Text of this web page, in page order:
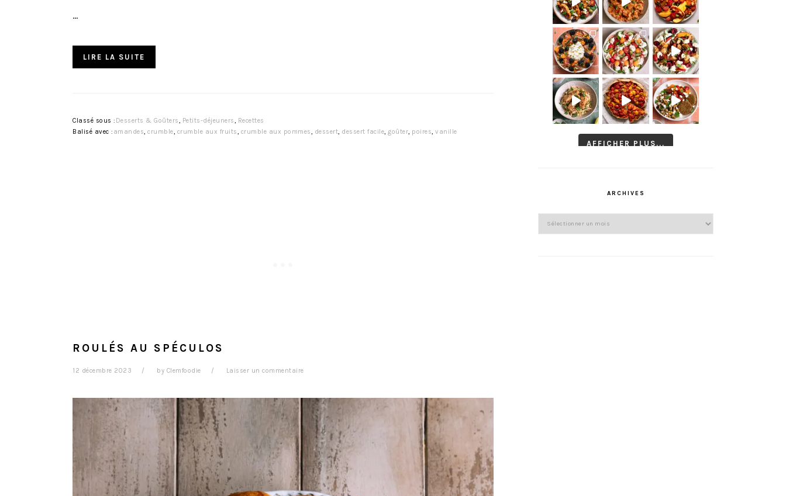
…
LIRE LA SUITE
Classé sous : Desserts & Goûters, Petits-déjeuners, Recettes
Balisé avec : amandes, crumble, crumble aux fruits, crumble aux pommes, dessert, dessert facile, goûter, poires, vanille
ROULÉS AU SPÉCULOS
12 décembre 2023 by Clemfoodie Laisser un commentaire
AFFICHER PLUS...
ARCHIVES
Archives